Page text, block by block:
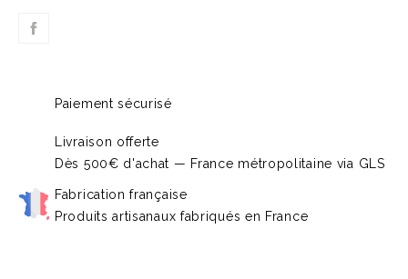
Paiement sécurisé
Livraison offerte
Dès 500€ d'achat — France métropolitaine via GLS
Fabrication française
Produits artisanaux fabriqués en France